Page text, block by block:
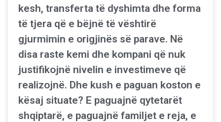
kesh, transferta të dyshimta dhe forma
të tjera që e bëjnë të vështirë
gjurmimin e origjinës së parave. Në
disa raste kemi dhe kompani që nuk
justifikojnë nivelin e investimeve që
realizojnë. Dhe kush e paguan koston e
kësaj situate? E paguajnë qytetarët
shqiptarë, e paguajnë familjet e reja, e